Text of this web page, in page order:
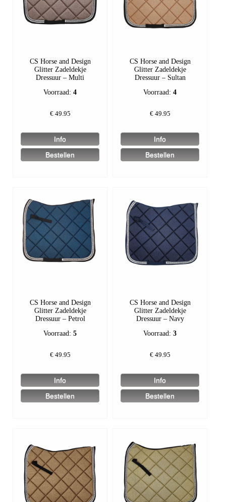
CS Horse and Design
Glitter Zadeldekje
Dressuur – Multi
Voorraad:4
€ 49.95
CS Horse and Design
Glitter Zadeldekje
Dressuur – Sultan
Voorraad:4
€ 49.95
CS Horse and Design
Glitter Zadeldekje
Dressuur – Petrol
Voorraad:5
€ 49.95
CS Horse and Design
Glitter Zadeldekje
Dressuur – Navy
Voorraad:3
€ 49.95